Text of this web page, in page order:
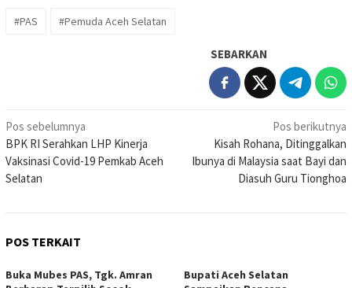
#PAS #Pemuda Aceh Selatan
SEBARKAN
Navigasi
pos
Pos sebelumnya
BPK RI Serahkan LHP Kinerja
Vaksinasi Covid-19 Pemkab Aceh
Selatan
Pos berikutnya
Kisah Rohana, Ditinggalkan
Ibunya di Malaysia saat Bayi dan
Diasuh Guru Tionghoa
POS TERKAIT
Buka Mubes PAS, Tgk. Amran
Bupati Aceh Selatan